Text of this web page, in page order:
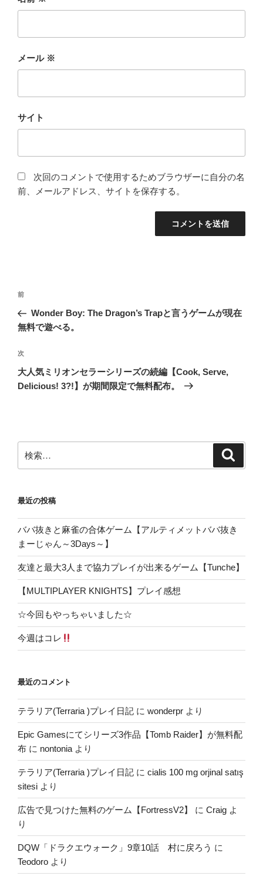
メール ※
サイト
次回のコメントで使用するためブラウザーに自分の名
前、メールアドレス、サイトを保存する。
投
ナ
ゲ
ー
シ
前
の
投
前
Wonder Boy: The Dragon’s Trapと言うゲームが現在
無料で遊べる。
次
の
投
次
大人気ミリオンセラーシリーズの続編【Cook, Serve,
Delicious! 3?!】が期間限定で無料配布。
索:
最近の投稿
ババ抜きと麻雀の合体ゲーム【アルティメットババ抜き
まーじゃん～3Days～】
友達と最大3人まで協力プレイが出来るゲーム【Tunche】
【MULTIPLAYER KNIGHTS】プレイ感想
☆今回もやっちゃいました☆
今週はコレ
最近のコメント
テラリア(Terraria )プレイ日記 に wonderpr より
Epic Gamesにてシリーズ3作品【Tomb Raider】が無料配
布 に nontonia より
テラリア(Terraria )プレイ日記 に cialis 100 mg orjinal satış
sitesi より
広告で見つけた無料のゲーム【FortressV2】 に Craig よ
り
DQW「ドラクエウォーク」9章10話 村に戻ろう に
Teodoro より